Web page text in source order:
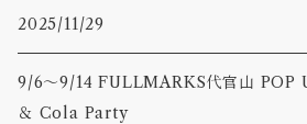
2025/11/29
9/6〜9/14 FULLMARKS代官山 POP
＆ Cola Party